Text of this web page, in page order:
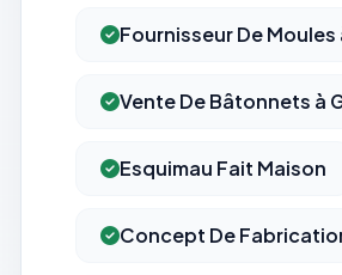
Fournisseur De Moules
Vente De Bâtonnets à
Esquimau Fait Maison
Concept De